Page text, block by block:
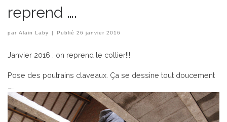
reprend ….
par Alain Laby Publié26 janvier 2016
Janvier 2016 : on reprend le collier!!!
Pose des poutrains claveaux. Ça se dessine tout doucement
……